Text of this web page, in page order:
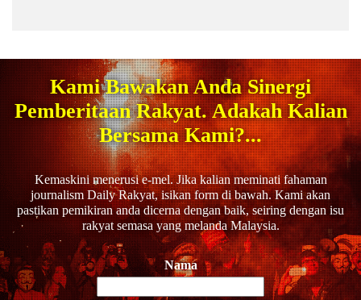
Kami Bawakan Anda Sinergi
Pemberitaan Rakyat. Adakah Kalian
Bersama Kami?...
Kemaskini menerusi e-mel. Jika kalian meminati fahaman
journalism Daily Rakyat, isikan form di bawah. Kami akan
pastikan pemikiran anda dicerna dengan baik, seiring dengan isu
rakyat semasa yang melanda Malaysia.
Nama